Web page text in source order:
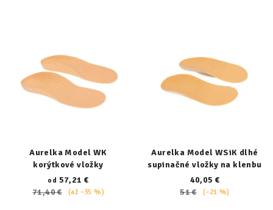
Aurelka Model WK
korýtkové vložky
od 57,21 €
71,40 €
(až –35 %)
Aurelka Model WSiK dlhé
supinačné vložky na klenbu
40,05 €
51 €
(–21 %)